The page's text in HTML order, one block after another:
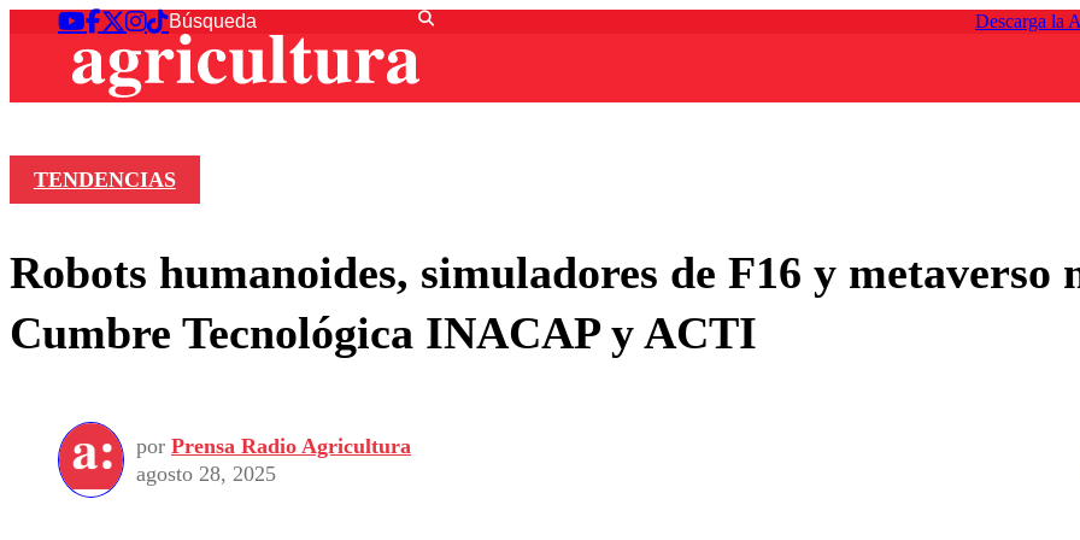
Descarga la
TENDENCIAS
Robots humanoides, simuladores de F16 y
Cumbre Tecnológica INACAP y ACTI
por Prensa Radio Agricultura
agosto 28, 2025